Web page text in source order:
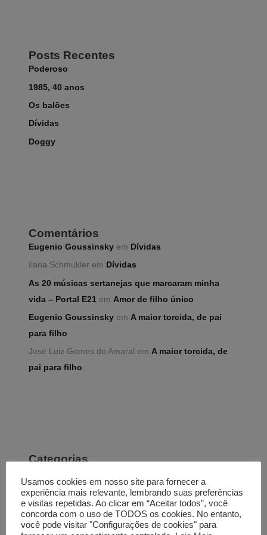
Posts Recentes
Poderoso
1985, 40 anos
Os balões
Dívidas
Doggy
Comentários
Eugenio Goussinsky em Dívidas
Ilana Schmukler em Dívidas
As 20 músicas sertanejas que marcaram minha
vida – Portal E21 em Amor de filho único
Eugenio Goussinsky emA maior torcida, de pai
para filho
José Luiz Gomes do Amaral emA maior torcida, de
pai para filho
Categorias
Comentados
Contos
Crônicas
Usamos cookies em nosso site para fornecer a
experiência mais relevante, lembrando suas preferências
e visitas repetidas. Ao clicar em “Aceitar todos”, você
concorda com o uso de TODOS os cookies. No entanto,
você pode visitar "Configurações de cookies" para